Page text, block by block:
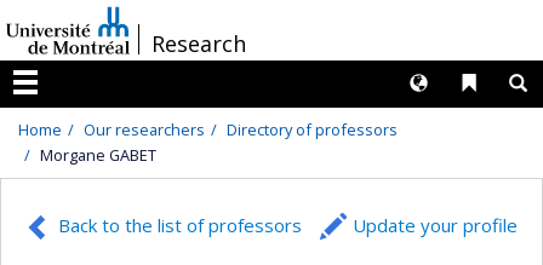
au
contenu
/Research
Menu
Liens
Langues
Home Our researchers
Directory of professors
Morgane GABET
Back to the list of professors Update your profile